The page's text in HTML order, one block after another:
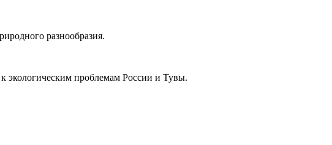
разнообразия.
экологическим проблемам России и Тувы.